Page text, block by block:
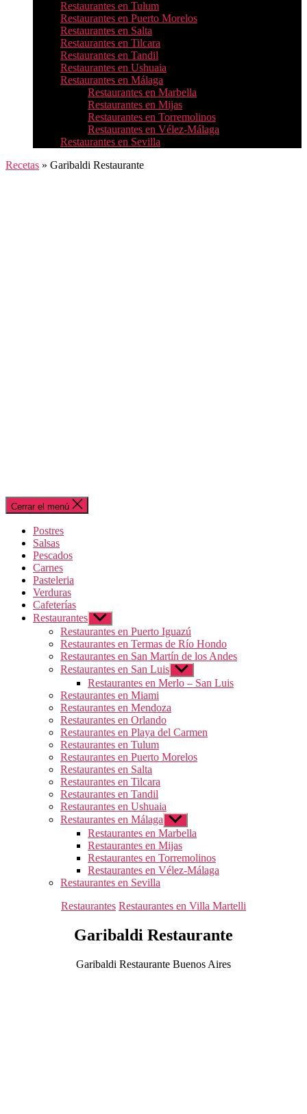
Restaurantes en Tulum
Restaurantes en Puerto Morelos
Restaurantes en Salta
Restaurantes en Tilcara
Restaurantes en Tandil
Restaurantes en Ushuaia
Restaurantes en Málaga
Restaurantes en Marbella
Restaurantes en Mijas
Restaurantes en Torremolinos
Restaurantes en Vélez-Málaga
Restaurantes en Sevilla
Recetas » Garibaldi Restaurante
Cerrar el menú
Postres
Salsas
Pescados
Carnes
Pasteleria
Verduras
Cafeterías
Restaurantes Mostrar
el
submenú
Restaurantes en Puerto Iguazú
Restaurantes en Termas de Río Hondo
Restaurantes en San Martín de los Andes
Restaurantes en San Luis Mostrar
el
submenú
Restaurantes en Merlo – San Luis
Restaurantes en Miami
Restaurantes en Mendoza
Restaurantes en Orlando
Restaurantes en Playa del Carmen
Restaurantes en Tulum
Restaurantes en Puerto Morelos
Restaurantes en Salta
Restaurantes en Tilcara
Restaurantes en Tandil
Restaurantes en Ushuaia
Restaurantes en Málaga Mostrar
el
submenú
Restaurantes en Marbella
Restaurantes en Mijas
Restaurantes en Torremolinos
Restaurantes en Vélez-Málaga
Restaurantes en Sevilla
Categorías
Restaurantes Restaurantes en Villa Martelli
Garibaldi Restaurante
Garibaldi Restaurante Buenos Aires